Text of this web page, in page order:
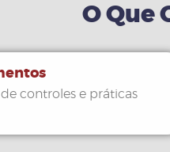
O Que
controles e práticas